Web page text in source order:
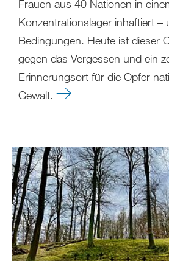
Frauen aus 40 Nationen in
Konzentrationslager inhaftiert –
Bedingungen. Heute ist dieser
gegen das Vergessen und ein
Erinnerungsort für die Opfer
Gewalt.